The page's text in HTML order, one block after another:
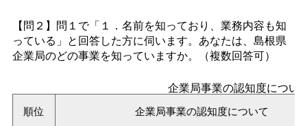
【問２】問１で「１．名前を知っており、業務内容も知
っている」と回答した方に伺います。あなたは、島根県
企業局のどの事業を知っていますか。（複数回答可）
企業局事業の認知度につい
順位 企業局事業の認知度について